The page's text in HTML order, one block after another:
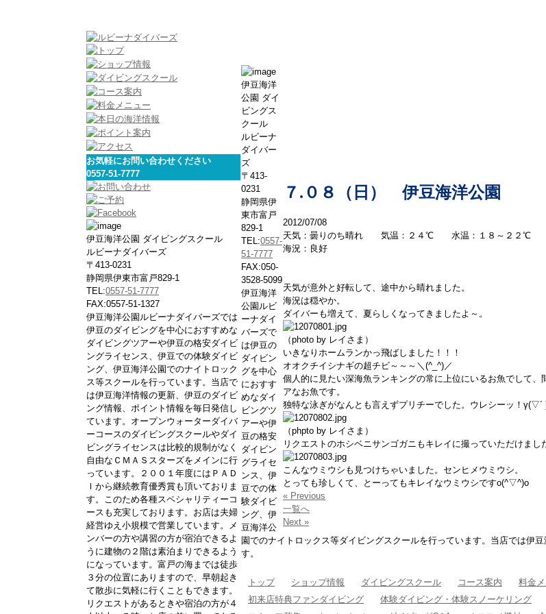
お気軽にお問い合わせください
0557-51-7777
伊豆海洋公園 ダイビングスクール
ルビーナダイバーズ
〒413-0231
静岡県伊東市富戸829-1
TEL:0557-51-7777
FAX:0557-51-1327
伊豆海洋公園ルビーナダイバーズでは
伊豆のダイビングを中心におすすめな
ダイビングツアーや伊豆の格安ダイビ
ングライセンス、伊豆での体験ダイビ
ング、伊豆海洋公園でのナイトロック
ス等スクールを行っています。当店で
は伊豆海洋情報の更新、伊豆のダイビ
ング情報、ポイント情報を毎日発信し
ています。オープンウォーターダイバ
ーコースのダイビングスクールやダイ
ビングライセンスは比較的規制がなく
自由なＣＭＡＳスターズをメインに行
っています。２００１年度にはＰＡＤ
Ｉから継続教育優秀賞も頂いておりま
す。このため各種スペシャリティーコ
ースも充実しております。お店は夫婦
経営ゆえ小規模で営業しています。メ
ンバーの方や講習の方が宿泊できるよ
うに建物の２階は素泊まりできるよう
になっています。富戸の海までは徒歩
３分の位置にありますので、早朝起き
て散歩に気軽に行くこともできます。
リクエストがあるときや宿泊の方が４
７.０８（日） 伊豆海洋公園
2012/07/08
天気：曇りのち晴れ 気温：２４℃ 水温：１８～２２℃
海況：良好
天気が意外と好転して、途中から晴れました。
海況は穏やか。
ダイバーも増えて、夏らしくなってきましたよ～。
（photo by レイさま）
いきなりホームランかっ飛ばしました！！！
オオクチイシナギの超チビ～～～＼(^_^)／
個人的に見たい深海魚ランキングの常に上位にいるお魚でして、
アなお魚です。
独特な泳ぎがなんとも言えずプリチーでした。ウレシーッ！
（phpto by レイさま）
リクエストのホシベニサンゴガニもキレイに撮っていただけまし
こんなウミウシも見つけちゃいました。センヒメウミウシ。
とっても珍しくて、とーってもキレイなウミウシですo(^▽^)o
« Previous
一覧へ
Next »
伊豆海洋
公園 ダイ
ビングス
クール
ルビーナ
ダイバー
ズ
〒413-
0231
静岡県伊
東市富戸
829-1
TEL:0557-
51-7777
FAX:050-
3528-5099
伊豆海洋
公園ルビ
ーナダイ
バーズで
は伊豆の
ダイビン
グを中心
におすす
めなダイ
ビングツ
アーや伊
豆の格安
ダイビン
グライセ
ンス、伊
豆での体
験ダイビ
ング、伊
豆海洋公
園でのナイトロックス等ダイビングスクールを行っています。当店では伊
す。
トップ ショップ情報 ダイビングスクール コース案内 料金
初来店特典ファンダイビング
体験ダイビング・体験スノーケリング